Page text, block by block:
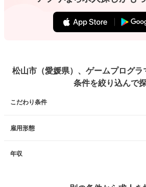
松山市（愛媛県）、ゲームプログラ
条件を絞り込んで
こだわり条件
雇用形態
年収